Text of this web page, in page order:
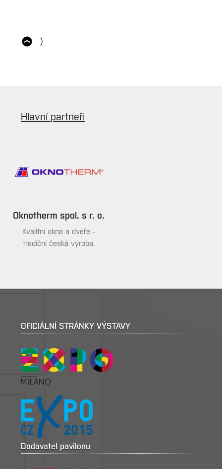
Hlavní partneři
Oknotherm spol. s r. o.
Kvalitní okna a dveře -
tradiční česká výroba.
OFICIÁLNÍ STRÁNKY VÝSTAVY
Dodavatel pavilonu